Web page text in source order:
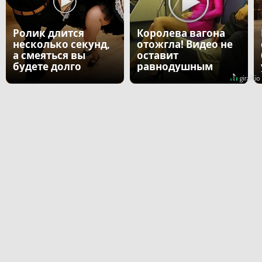
Ролик длится
несколько секунд,
а смеяться вы
будете долго
Королева вагона
отожгла! Видео не
оставит
равнодушным